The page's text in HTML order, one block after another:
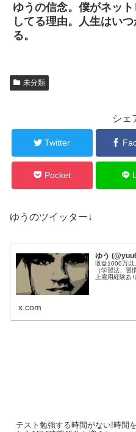
ゆうの信念。僕がネッ
してる理由。人生はい
る。
未分類
シェ
Twitter
Pocket
ゆうのツイッター↓
ゆう
収益1000万以
（学習法、
上雇用経験あ
x.com
テスト勉強する時間がない!時間